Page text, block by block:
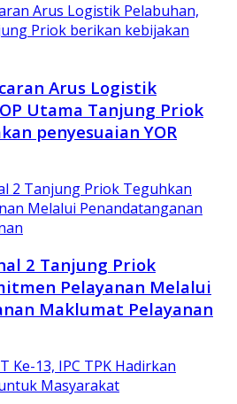
Arus Logistik
Utama Tanjung Priok
penyesuaian YOR
2 Tanjung Priok
Pelayanan Melalui
Maklumat Pelayanan